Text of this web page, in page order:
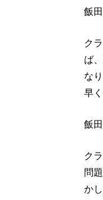
飯
ク
ば
な
早
飯
ク
問
か